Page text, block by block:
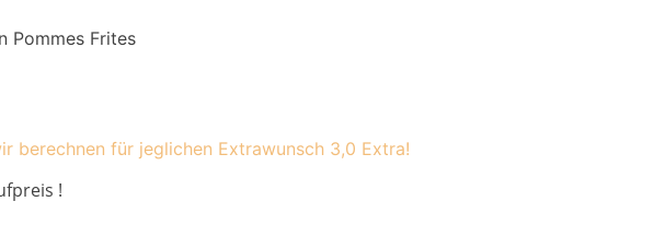
Pommes Frites
berechnen für jeglichen Extrawunsch 3,0 Extra!
!